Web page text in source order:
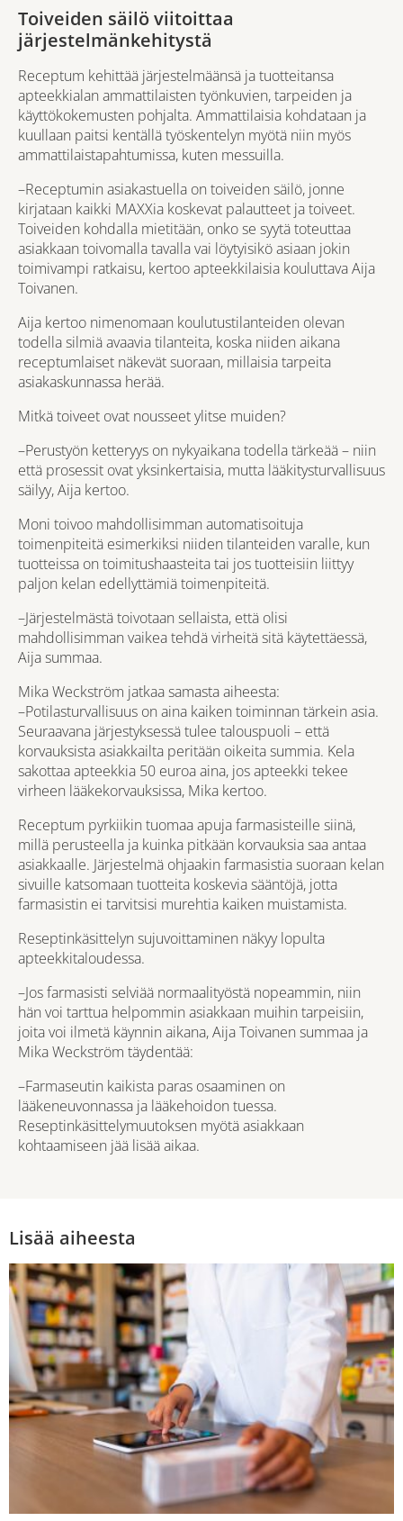
Toiveiden säilö viitoittaa
järjestelmänkehitystä
Receptum kehittää järjestelmäänsä ja tuotteitansa
apteekkialan ammattilaisten työnkuvien, tarpeiden ja
käyttökokemusten pohjalta. Ammattilaisia kohdataan ja
kuullaan paitsi kentällä työskentelyn myötä niin myös
ammattilaistapahtumissa, kuten messuilla.
–Receptumin asiakastuella on toiveiden säilö, jonne
kirjataan kaikki MAXXia koskevat palautteet ja toiveet.
Toiveiden kohdalla mietitään, onko se syytä toteuttaa
asiakkaan toivomalla tavalla vai löytyisikö asiaan jokin
toimivampi ratkaisu, kertoo apteekkilaisia kouluttava Aija
Toivanen.
Aija kertoo nimenomaan koulutustilanteiden olevan
todella silmiä avaavia tilanteita, koska niiden aikana
receptumlaiset näkevät suoraan, millaisia tarpeita
asiakaskunnassa herää.
Mitkä toiveet ovat nousseet ylitse muiden?
–Perustyön ketteryys on nykyaikana todella tärkeää – niin
että prosessit ovat yksinkertaisia, mutta lääkitysturvallisuus
säilyy, Aija kertoo.
Moni toivoo mahdollisimman automatisoituja
toimenpiteitä esimerkiksi niiden tilanteiden varalle, kun
tuotteissa on toimitushaasteita tai jos tuotteisiin liittyy
paljon kelan edellyttämiä toimenpiteitä.
–Järjestelmästä toivotaan sellaista, että olisi
mahdollisimman vaikea tehdä virheitä sitä käytettäessä,
Aija summaa.
Mika Weckström jatkaa samasta aiheesta:
–Potilasturvallisuus on aina kaiken toiminnan tärkein asia.
Seuraavana järjestyksessä tulee talouspuoli – että
korvauksista asiakkailta peritään oikeita summia. Kela
sakottaa apteekkia 50 euroa aina, jos apteekki tekee
virheen lääkekorvauksissa, Mika kertoo.
Receptum pyrkiikin tuomaa apuja farmasisteille siinä,
millä perusteella ja kuinka pitkään korvauksia saa antaa
asiakkaalle. Järjestelmä ohjaakin farmasistia suoraan kelan
sivuille katsomaan tuotteita koskevia sääntöjä, jotta
farmasistin ei tarvitsisi murehtia kaiken muistamista.
Reseptinkäsittelyn sujuvoittaminen näkyy lopulta
apteekkitaloudessa.
–Jos farmasisti selviää normaalityöstä nopeammin, niin
hän voi tarttua helpommin asiakkaan muihin tarpeisiin,
joita voi ilmetä käynnin aikana, Aija Toivanen summaa ja
Mika Weckström täydentää:
–Farmaseutin kaikista paras osaaminen on
lääkeneuvonnassa ja lääkehoidon tuessa.
Reseptinkäsittelymuutoksen myötä asiakkaan
kohtaamiseen jää lisää aikaa.
Lisää aiheesta